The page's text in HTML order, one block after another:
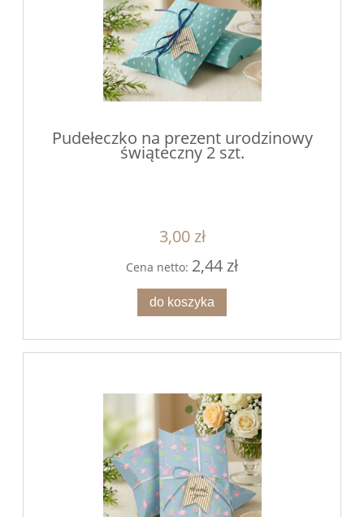
Pudełeczko na prezent urodzinowy
świąteczny 2 szt.
3,00 zł
Cena netto: 2,44 zł
do koszyka